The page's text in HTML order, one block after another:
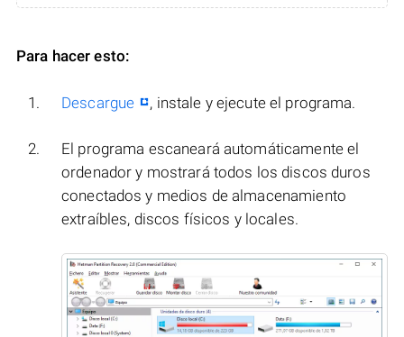
Para hacer esto:
Descargue , instale y ejecute el programa.
El programa escaneará automáticamente el
ordenador y mostrará todos los discos duros
conectados y medios de almacenamiento
extraíbles, discos físicos y locales.